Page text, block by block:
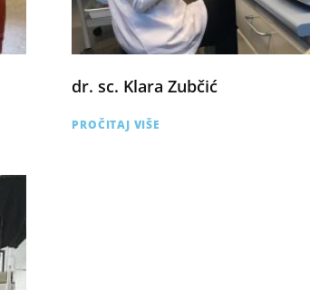
dr. sc. Klara Zubčić
PROČITAJ VIŠE